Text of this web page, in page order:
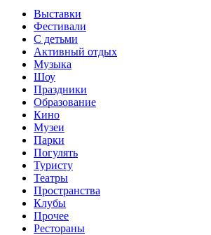
Выставки
Фестивали
С детьми
Активный отдых
Музыка
Шоу
Праздники
Образование
Кино
Музеи
Парки
Погулять
Туристу
Театры
Пространства
Клубы
Прочее
Рестораны